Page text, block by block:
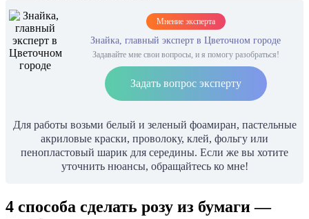
Мнение эксперта
Знайка, главный эксперт в Цветочном городе
Задавайте мне свои вопросы, и я помогу разобраться!
Задать вопрос эксперту
Для работы возьми белый и зеленый фоамиран, пастельные
акриловые краски, проволоку, клей, фольгу или
пенопластовый шарик для середины. Если же вы хотите
уточнить нюансы, обращайтесь ко мне!
4 способа сделать розу из бумаги —